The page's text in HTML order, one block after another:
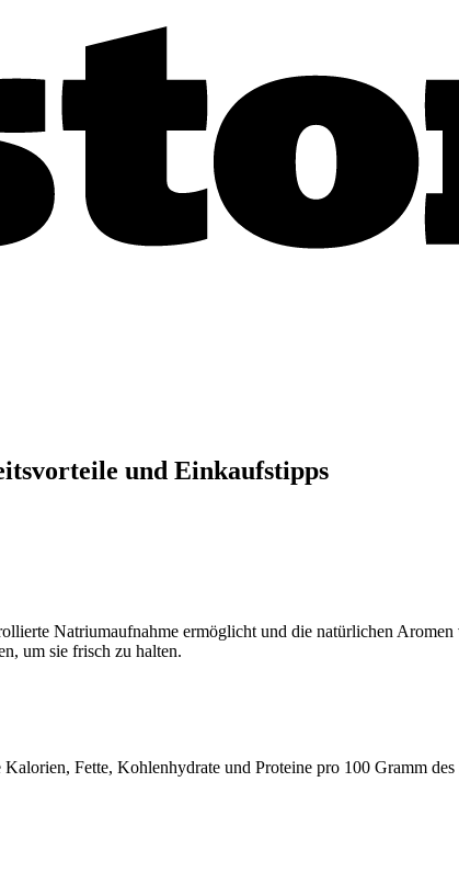
und Einkaufstipps
Natriumaufnahme ermöglicht und die natürlichen
um sie frisch zu halten.
Fette, Kohlenhydrate und Proteine pro 100 Gramm des